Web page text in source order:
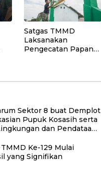
Satgas TMMD
Laksanakan
Pengecatan Papan
Sektor 8 buat Demplot
Pupuk Kosasih serta
dan Pendataan
Ke-129 Mulai
yang Signifikan